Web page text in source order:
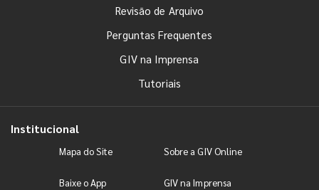
Revisão de Arquivo
Perguntas Frequentes
GIV na Imprensa
Tutoriais
Institucional
Mapa do Site Sobre a GIV Online
Baixe o App GIV na Imprensa